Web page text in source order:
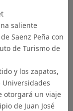
saliente
Saenz Peña con
de Turismo de
y los zapatos,
otorgará un viaje
de Juan José